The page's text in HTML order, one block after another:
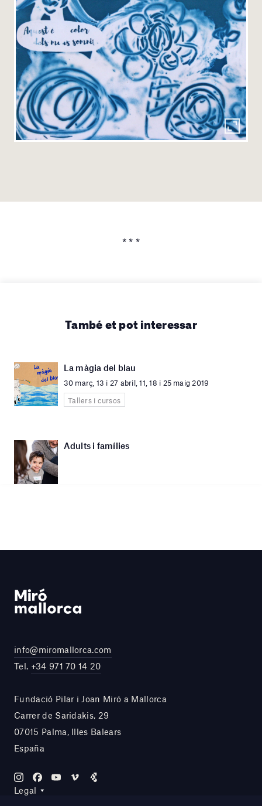
* * *
També et pot interessar
La màgia del blau
30 març, 13 i 27 abril, 11, 18 i 25 maig 2019
Tallers i cursos
Adults i famílies
info@miromallorca.com
Tel. +34 971 70 14 20
Fundació Pilar i Joan Miró a Mallorca
Carrer de Saridakis, 29
07015 Palma, Illes Balears
España
Legal